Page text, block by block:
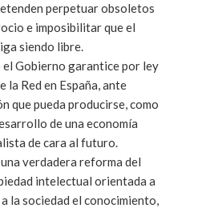
perpetuar obsoletos
e imposibilitar que el
siendo libre.
el Gobierno garantice por ley
la Red en España, ante
que pueda producirse, como
de una economía
de cara al futuro.
verdadera reforma del
intelectual orientada a
la sociedad el conocimiento,